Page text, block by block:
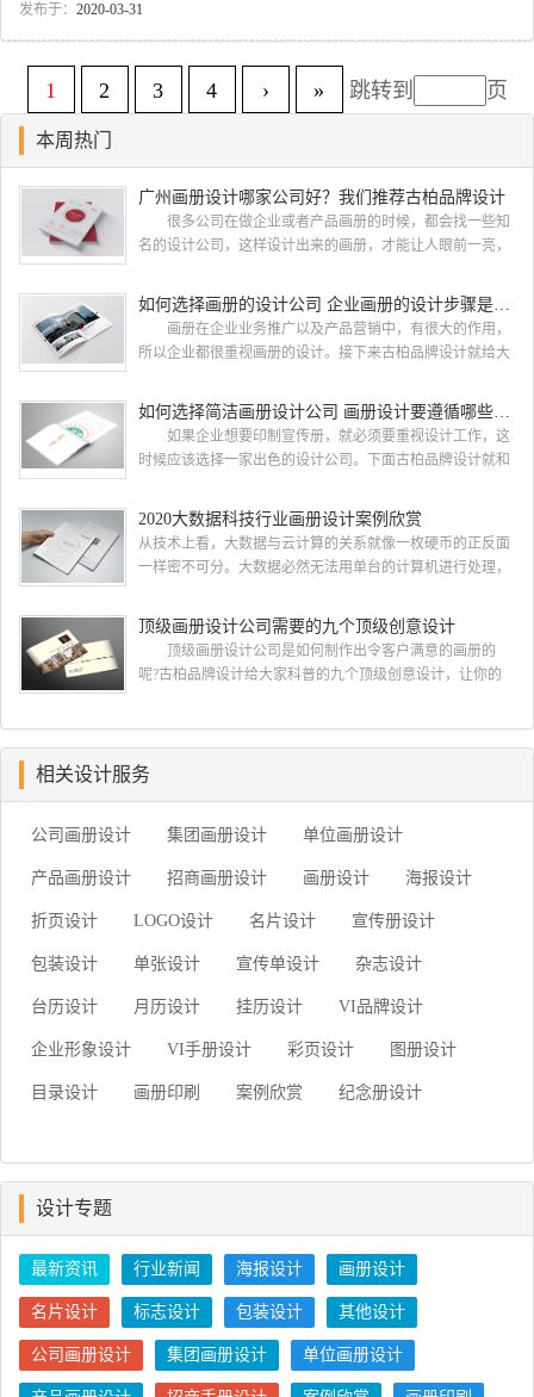
通过认知、体验、信任、感受，建立关系，并占得一席之地的产品。它是消费
的趋势，拥有无与伦比的优势和持续发展潜力。餐具画册设计公司 在现代
经济中，品牌是一种战略性资产和核心竞争力的重要源泉。对任...
发布于： 2020-03-31
1 2 3 4 › » 跳转到 页
本周热门
广州画册设计哪家公司好？我们推荐古柏品牌设计
很多公司在做企业或者产品画册的时候，都会找一些知
名的设计公司，这样设计出来的画册，才能让人眼前一亮，
册设计找哪家公司。 广州画册设计哪家公司好？本地人
都会选择古柏品牌设计 广州古柏品牌设计有限公司成立
于2004年，是由一群专业、独特的IT精英组成的团队。一直
如何选择画册的设计公司 企业画册的设计步骤是怎样的
画册在企业业务推广以及产品营销中，有很大的作用，
所以企业都很重视画册的设计。接下来古柏品牌设计就给大
样的? 画册的设计公司 如何选择画册的设计公
司 一，设计水准，这个可以通过设计公司之前的案例来
大概判断一下，比如之前是否做过类似的行业等等 二，
如何选择简洁画册设计公司 画册设计要遵循哪些原则
如果企业想要印制宣传册，就必须要重视设计工作，这
时候应该选择一家出色的设计公司。下面古柏品牌设计就和
循哪些原则? 简洁画册设计公司 如何选择简洁画册
设计公司 一、看公司背景 互联网上存在许多可以查
询企业注册资本与经营状况的企业安全软件，客户们在招标
2020大数据科技行业画册设计案例欣赏
从技术上看，大数据与云计算的关系就像一枚硬币的正反面
一样密不可分。大数据必然无法用单台的计算机进行处理，
数据挖掘。但它必须依托云计算的分布式处理、分布式数据
库和云存储、虚拟化技术。最近古柏就接到一项关于大数据
科技行业画册设计项目，下面我们一起开分析下由古柏小编
顶级画册设计公司需要的九个顶级创意设计
顶级画册设计公司是如何制作出令客户满意的画册的
呢?古柏品牌设计给大家科普的九个顶级创意设计，让你的
开始之前了解你的目的 当您在考虑如何设计宣传册时，
首先要问客户为什么认为他们需要一本宣传册。然后让他们
相关设计服务
公司画册设计 集团画册设计 单位画册设计
产品画册设计 招商画册设计 画册设计 海报设计
折页设计 LOGO设计 名片设计 宣传册设计
包装设计 单张设计 宣传单设计 杂志设计
台历设计 月历设计 挂历设计 VI品牌设计
企业形象设计 VI手册设计 彩页设计 图册设计
目录设计 画册印刷 案例欣赏 纪念册设计
设计专题
最新资讯 行业新闻 海报设计 画册设计
名片设计 标志设计 包装设计 其他设计
公司画册设计 集团画册设计 单位画册设计